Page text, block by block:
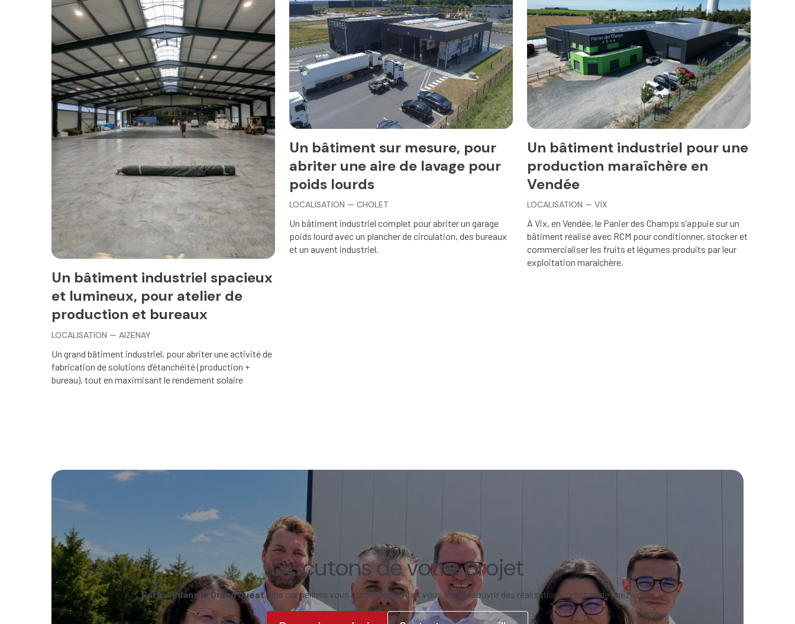
Un bâtiment industriel spacieux
et lumineux, pour atelier de
production et bureaux
LOCALISATION — AIZENAY
Un grand bâtiment industriel, pour abriter une activité de
fabrication de solutions d’étanchéité (production +
bureau), tout en maximisant le rendement solaire
Un bâtiment sur mesure, pour
abriter une aire de lavage pour
poids lourds
LOCALISATION — CHOLET
Un bâtiment industriel complet pour abriter un garage
poids lourd avec un plancher de circulation, des bureaux
et un auvent industriel.
Un bâtiment industriel pour une
production maraîchère en
Vendée
LOCALISATION — VIX
À Vix, en Vendée, le Panier des Champs s’appuie sur un
bâtiment réalisé avec RCM pour conditionner, stocker et
commercialiser les fruits et légumes produits par leur
exploitation maraîchère.
Discutons de votre projet
Partout dans le Grand Ouest, nos conseillers vous accompagnent et vous font découvrir des réalisations proches de chez vous.